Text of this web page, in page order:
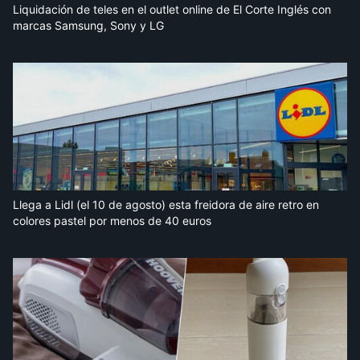
Liquidación de teles en el outlet online de El Corte Inglés con
marcas Samsung, Sony y LG
Llega a Lidl (el 10 de agosto) esta freidora de aire retro en
colores pastel por menos de 40 euros